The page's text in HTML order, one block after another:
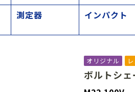
測定器 インパクト
オリジナル
ボルトシ